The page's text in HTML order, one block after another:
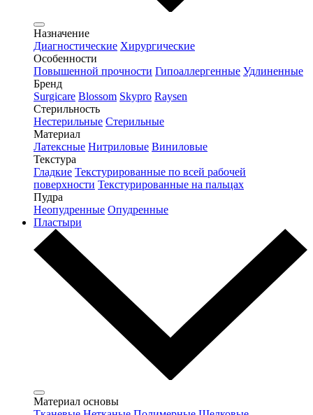
Назначение
Диагностические Хирургические
Особенности
Повышенной прочности Гипоаллергенные Удлиненные
Бренд
Surgicare Blossom Skypro Raysen
Стерильность
Нестерильные Стерильные
Материал
Латексные Нитриловые Виниловые
Текстура
Гладкие Текстурированные по всей рабочей
поверхности Текстурированные на пальцах
Пудра
Неопудренные Опудренные
Пластыри
Материал основы